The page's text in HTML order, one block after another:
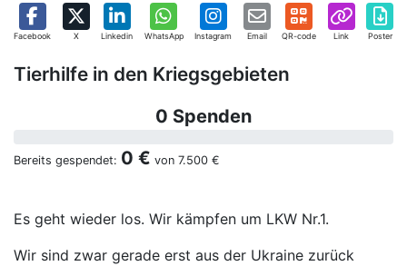
Facebook X Linkedin WhatsApp Instagram Email QR-code Link Poster
Tierhilfe in den Kriegsgebieten
0 Spenden
Bereits gespendet: 0 € von 7.500 €
Es geht wieder los. Wir kämpfen um LKW Nr.1.
Wir sind zwar gerade erst aus der Ukraine zurück